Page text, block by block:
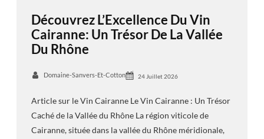
Découvrez L’Excellence Du Vin
Cairanne: Un Trésor De La Vallée
Du Rhône
Domaine-Sanvers-Et-Cotton 24 Juillet 2026
Article sur le Vin Cairanne Le Vin Cairanne : Un Trésor
Caché de la Vallée du Rhône La région viticole de
Cairanne, située dans la vallée du Rhône méridionale,